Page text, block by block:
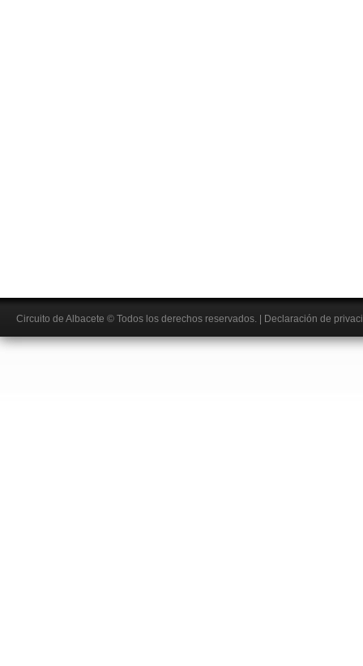
Circuito de Albacete © Todos los derechos reservados. Declaración de